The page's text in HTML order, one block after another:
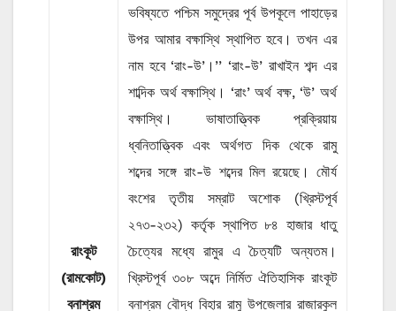
রাংকূট
(রামকোট)
বনাশ্রম
ভবিষ্যতে পশ্চিম সমুদ্রের পূর্ব উপকূলে পাহাড়ের
উপর আমার বক্ষাস্থি স্থাপিত হবে। তখন এর
নাম হবে ‘রাং-উ’।’’ ‘রাং-উ’ রাখাইন শব্দ এর
শাব্দিক অর্থ বক্ষাস্থি। ‘রাং’ অর্থ বক্ষ, ‘উ’ অর্থ
বক্ষাস্থি। ভাষাতাত্ত্বিক প্রক্রিয়ায়
ধ্বনিতাত্ত্বিক এবং অর্থগত দিক থেকে রামু
শব্দের সঙ্গে রাং-উ শব্দের মিল রয়েছে। মৌর্য
বংশের তৃতীয় সম্রাট অশোক (খ্রিস্টপূর্ব
২৭৩-২৩২) কর্তৃক স্থাপিত ৮৪ হাজার ধাতু
চৈত্যের মধ্যে রামুর এ চৈত্যটি অন্যতম।
খ্রিস্টপূর্ব ৩০৮ অব্দে নির্মিত ঐতিহাসিক রাংকূট
বনাশ্রম বৌদ্ধ বিহার রামু উপজেলার রাজারকুল